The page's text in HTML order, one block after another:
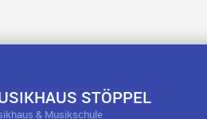
STÖPPEL
& Musikschule